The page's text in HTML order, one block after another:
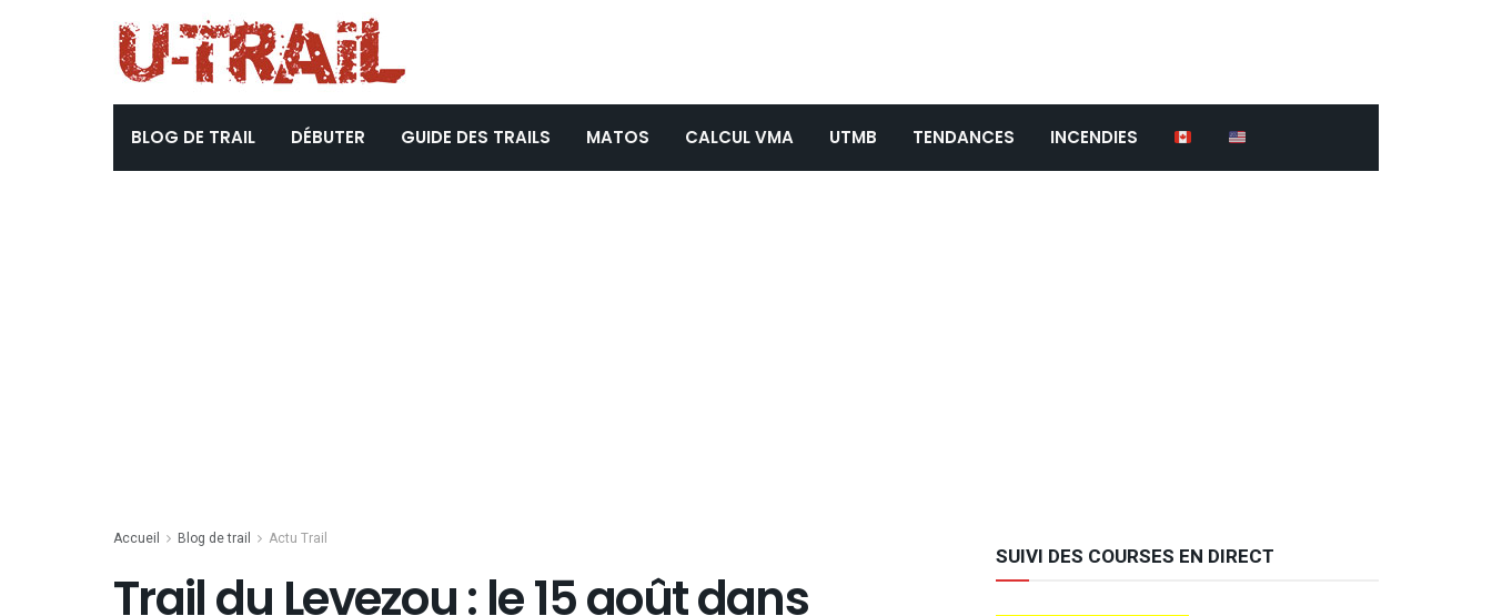
BLOG DE TRAIL DÉBUTER GUIDE DES TRAILS MATOS CALCUL VMA UTMB TENDANCES INCENDIES
Accueil Blog de trail Actu Trail
Trail du Levezou : le 15 août dans
SUIVI DES COURSES EN DIRECT